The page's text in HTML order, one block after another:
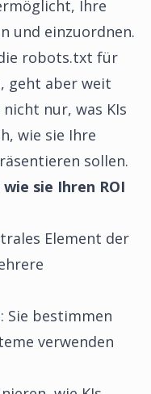
Ihre
und einzuordnen.
robots.txt für
geht aber weit
nur, was KIs
wie sie Ihre
sollen.
sie Ihren ROI
Element der
: Sie bestimmen
verwenden